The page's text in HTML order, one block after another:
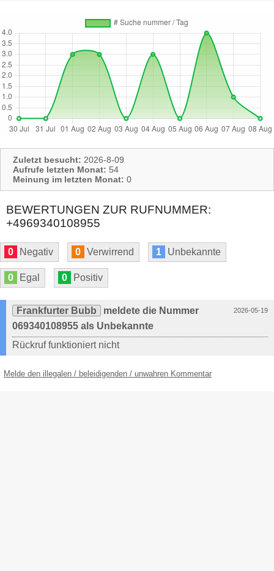
Zuletzt besucht: 2026-8-09
Aufrufe letzten Monat: 54
Meinung im letzten Monat: 0
BEWERTUNGEN ZUR RUFNUMMER:
+4969340108955
0 Negativ 0 Verwirrend 1 Unbekannte
0 Egal 0 Positiv
2026-05-19
Frankfurter Bubb
meldete die Nummer
069340108955 als Unbekannte
Rückruf funktioniert nicht
Melde den illegalen / beleidigenden / unwahren Kommentar